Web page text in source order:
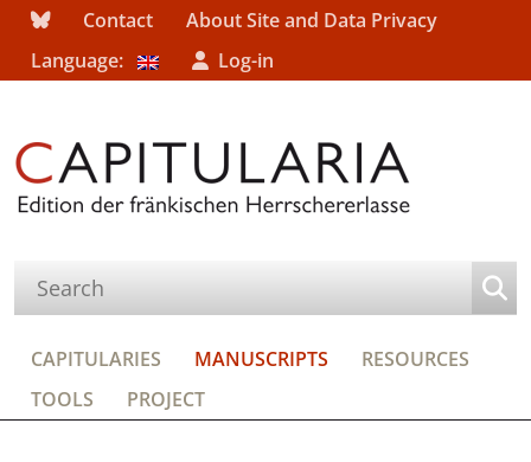
Contact
About Site and Data Privacy
Language:
Log-in
CAPITULARIES MANUSCRIPTS
RESOURCES
TOOLS
PROJECT